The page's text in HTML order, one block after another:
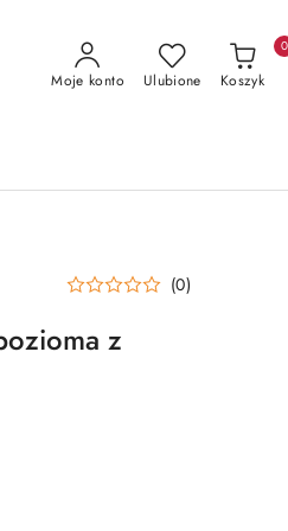
Moje konto Ulubione Koszyk
0
(0)
z